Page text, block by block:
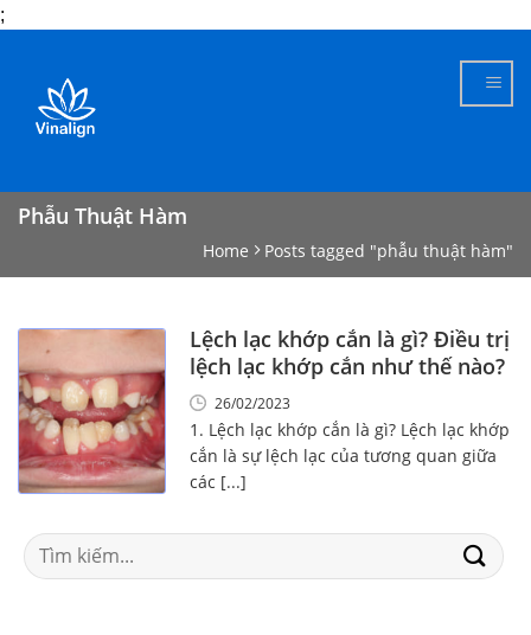
;
content
Phẫu Thuật Hàm
Home Posts tagged "phẫu thuật hàm"
Lệch lạc khớp cắn là gì? Điều trị
lệch lạc khớp cắn như thế nào?
26/02/2023
1. Lệch lạc khớp cắn là gì? Lệch lạc khớp
cắn là sự lệch lạc của tương quan giữa
các [...]
Search
for: